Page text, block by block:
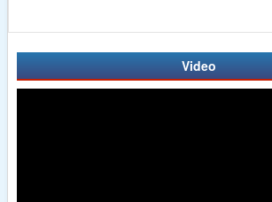
Video